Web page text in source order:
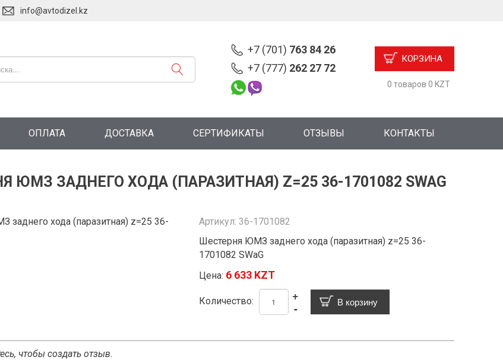
info@avtodizel.kz
+7 (701) 763 84 26
+7 (777) 262 27 72
КОРЗИНА
0 товаров 0 KZT
ОПЛАТА ДОСТАВКА СЕРТИФИКАТЫ ОТЗЫВЫ КОНТАКТЫ
ЮМЗ ЗАДНЕГО ХОДА (ПАРАЗИТНАЯ) Z=25 36-1701082 SWAG
Артикул: 36-1701082
Шестерня ЮМЗ заднего хода (паразитная) z=25 36-
1701082 SWaG
Цена: 6 633 KZT
Количество: -
+
чтобы создать отзыв.